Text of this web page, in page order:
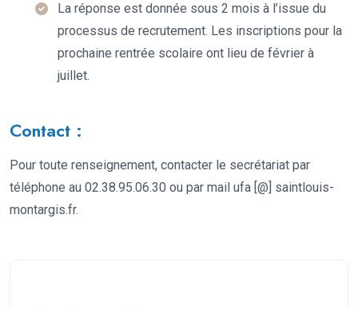
La réponse est donnée sous 2 mois à l’issue du
processus de recrutement. Les inscriptions pour la
prochaine rentrée scolaire ont lieu de février à
juillet.
Contact :
Pour toute renseignement, contacter le secrétariat par
téléphone au 02.38.95.06.30 ou par mail ufa [@] saintlouis-
montargis.fr.